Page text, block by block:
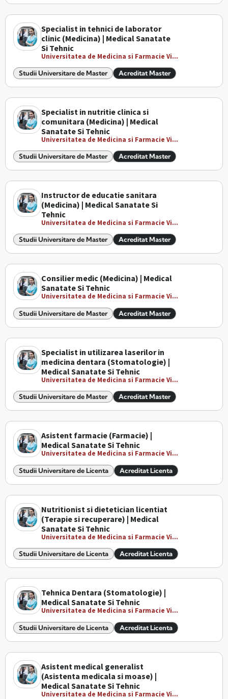
Specialist in tehnici de laborator
clinic (Medicina) | Medical Sanatate
Si Tehnic
Universitatea de Medicina si Farmacie Vi...
Studii Universitare de Master Acreditat Master
Specialist in nutritie clinica si
comunitara (Medicina) | Medical
Sanatate Si Tehnic
Universitatea de Medicina si Farmacie Vi...
Studii Universitare de Master Acreditat Master
Instructor de educatie sanitara
(Medicina) | Medical Sanatate Si
Tehnic
Universitatea de Medicina si Farmacie Vi...
Studii Universitare de Master Acreditat Master
Consilier medic (Medicina) | Medical
Sanatate Si Tehnic
Universitatea de Medicina si Farmacie Vi...
Studii Universitare de Master Acreditat Master
Specialist in utilizarea laserilor in
medicina dentara (Stomatologie) |
Medical Sanatate Si Tehnic
Universitatea de Medicina si Farmacie Vi...
Studii Universitare de Master Acreditat Master
Asistent farmacie (Farmacie) |
Medical Sanatate Si Tehnic
Universitatea de Medicina si Farmacie Vi...
Studii Universitare de Licenta Acreditat Licenta
Nutritionist si dietetician licentiat
(Terapie si recuperare) | Medical
Sanatate Si Tehnic
Universitatea de Medicina si Farmacie Vi...
Studii Universitare de Licenta Acreditat Licenta
Tehnica Dentara (Stomatologie) |
Medical Sanatate Si Tehnic
Universitatea de Medicina si Farmacie Vi...
Studii Universitare de Licenta Acreditat Licenta
Asistent medical generalist
(Asistenta medicala si moase) |
Medical Sanatate Si Tehnic
Universitatea de Medicina si Farmacie Vi...